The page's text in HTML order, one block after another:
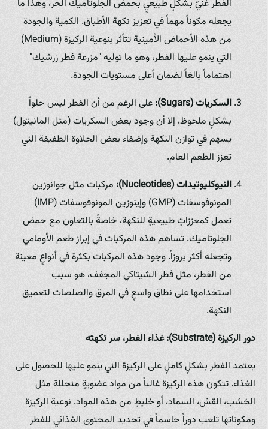
الفطر غنيٌ بشكلٍ طبيعيٍ بحمض الجلوتاميك الحر، وهذا ما
يجعله مكوناً مهماً في تعزيز نكهة الأطباق. الكمية والجودة
من هذه الأحماض الأمينية تتأثر بنوعية الركيزة (Medium)
التي ينمو عليها الفطر، وهو ما توليه "مزرعة فطر زرشيك"
اهتماماً بالغاً لضمان أعلى مستويات الجودة.
السكريات (Sugars):
على الرغم من أن الفطر ليس حلواً
بشكلٍ ملحوظ، إلا أن وجود بعض السكريات (مثل المانيتول)
يسهم في توازن النكهة وإضفاء بعض الحلاوة الطفيفة التي
تعزز الطعم العام.
النيوكليوتيدات (Nucleotides):
مركبات مثل جوانوزين
المونوفوسفات (GMP) وإينوزين المونوفوسفات (IMP)
تعمل كمعززاتٍ طبيعيةٍ للنكهة، خاصةً بالتعاون مع حمض
الجلوتاميك. تساهم هذه المركبات في إبراز طعم الأومامي
وتجعله أكثر بروزاً. وجود هذه المركبات بكثرة في أنواعٍ معينة
من الفطر، مثل فطر الشيتاكي المجفف، هو سبب
استخدامها على نطاق واسعٍ في المرق والصلصات لتعميق
النكهة.
دور الركيزة (Substrate): غذاء الفطر، سر نكهته
يعتمد الفطر بشكلٍ كاملٍ على الركيزة التي ينمو عليها للحصول على
الغذاء. تتكون هذه الركيزة غالباً من مواد عضويةٍ متحللة مثل
الخشب، القش، السماد، أو خليطٍ من هذه المواد. نوعية الركيزة
ومكوناتها تلعب دوراً حاسماً في تحديد المحتوى الغذائي للفطر